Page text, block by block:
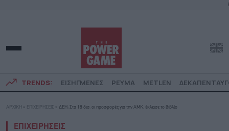
TRENDS: ΕΙΣΗΓΜΕΝΕΣ ΡΕΥΜΑ METLEN
ΑΡΧΙΚΗ » ΕΠΙΧΕΙΡΗΣΕΙΣ » ΔΕΗ: Στα 18 δισ. οι προσφορές για την ΑΜΚ, έκλεισε το βιβλίο
ΕΠΙΧΕΙΡΗΣΕΙΣ